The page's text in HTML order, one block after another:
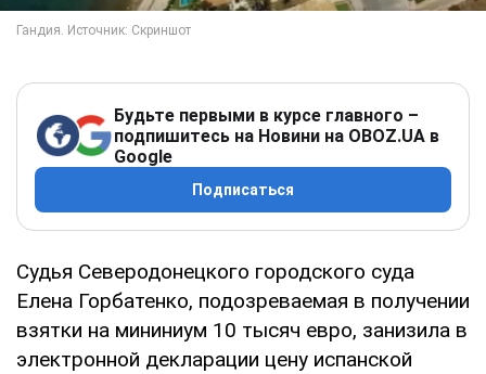
Будьте первыми в курсе главного –
подпишитесь на Новини на OBOZ.UA в
Google
Подписаться
Судья Северодонецкого городского суда
Елена Горбатенко, подозреваемая в получении
взятки на мининиум 10 тысяч евро, занизила в
электронной декларации цену испанской